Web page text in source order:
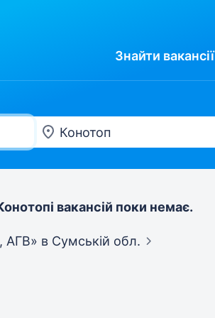
Знайти вакансії
вакансій поки немає.
АГВ» в Сумській обл.